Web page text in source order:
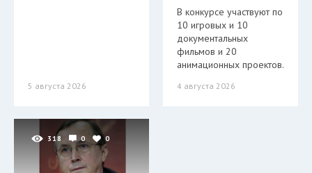
5 августа 2026
В конкурсе участвуют по
10 игровых и 10
документальных
фильмов и 20
анимационных проектов.
4 августа 2026
318 0 0